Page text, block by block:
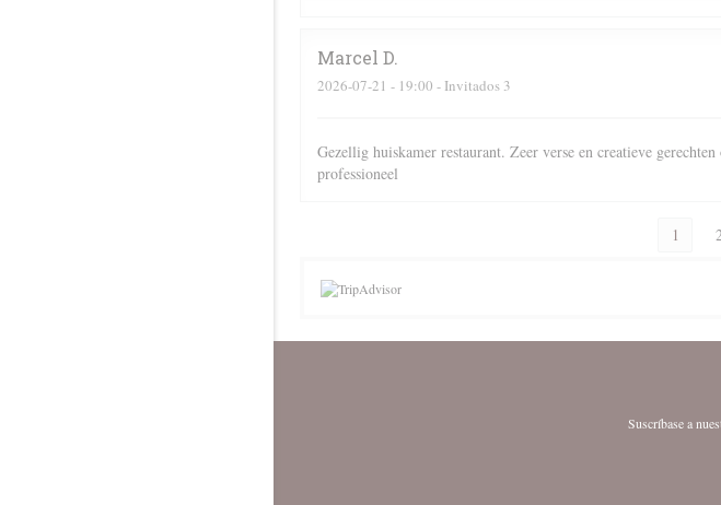
Marcel D
2026-07-21 - 19:00 - Invitados 3
Gezellig huiskamer restaurant. Zeer verse en creatieve
professioneel
1
Suscríbase a